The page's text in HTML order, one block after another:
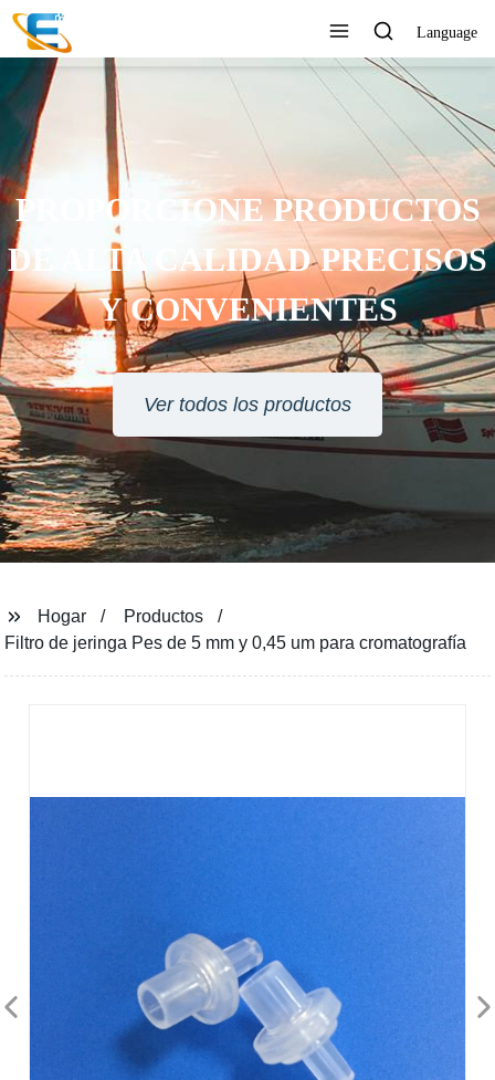
Language
PROPORCIONE PRODUCTOS
DE ALTA CALIDAD PRECISOS
Y CONVENIENTES
Ver todos los productos
Hogar
Productos
Filtro de jeringa Pes de 5 mm y 0,45 um para cromatografía